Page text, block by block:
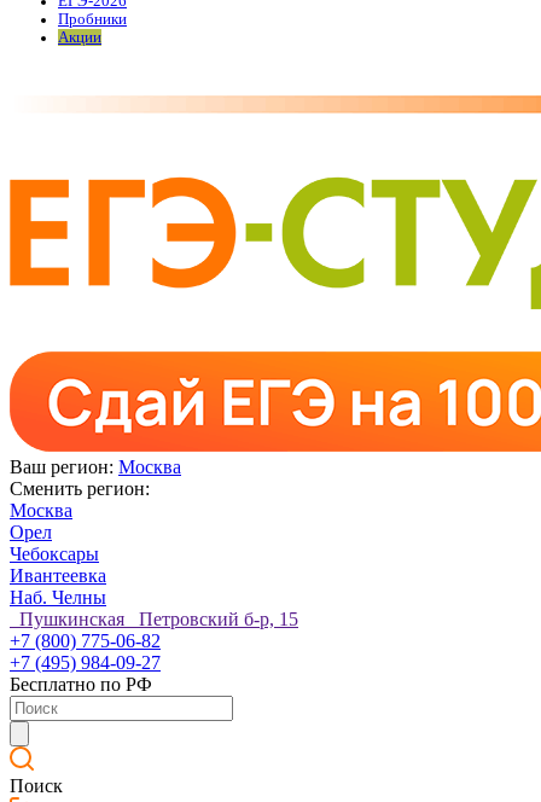
Пробники
Акции
Ваш регион: Москва
Сменить регион:
Москва
Орел
Чебоксары
Ивантеевка
Наб. Челны
Пушкинская Петровский б-р, 15
+7 (800) 775-06-82
+7 (495) 984-09-27
Бесплатно по РФ
Поиск